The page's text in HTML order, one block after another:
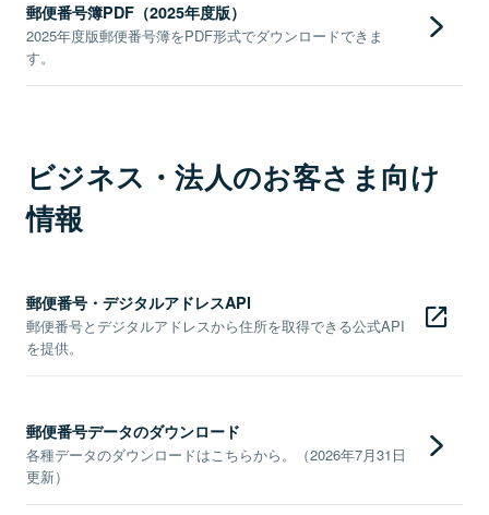
郵便番号簿PDF（2025年度版）
2025年度版郵便番号簿をPDF形式でダウンロードできま
す。
ビジネス・法人のお客さま向け
情報
郵便番号・デジタルアドレスAPI
郵便番号とデジタルアドレスから住所を取得できる公式API
を提供。
郵便番号データのダウンロード
各種データのダウンロードはこちらから。（2026年7月31日
更新）